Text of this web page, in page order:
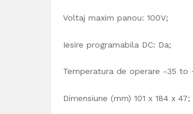
Voltaj maxim panou: 100V;
Iesire programabila DC: Da;
Temperatura de operare -35 to
Dimensiune (mm) 101 x 184 x 47;